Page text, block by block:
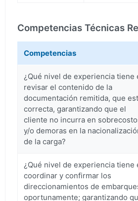
Competencias Técnicas
Competencias
¿Qué nivel de experiencia tiene
revisar el contenido de la
documentación remitida, que
correcta, garantizando que el
cliente no incurra en
y/o demoras en la
de la carga?
¿Qué nivel de experiencia tiene
coordinar y confirmar los
direccionamientos de
oportunamente; garantizando